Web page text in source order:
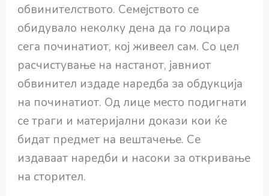
обвинителството. Семејството се
обидувало неколку дена да го лоцира
сега починатиот, кој живеел сам. Со цел
расчистување на настанот, јавниот
обвинител издаде наредба за обдукција
на починатиот. Од лице место подигнати
се траги и материјални докази кои ќе
бидат предмет на вештачење. Се
издаваат наредби и насоки за откривање
на сторител.